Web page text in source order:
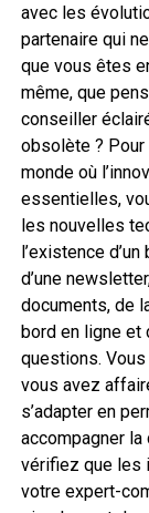
avec les
partenaire qui
que vous êtes
même, que
conseiller
obsolète ? Pour
monde où
essentielles,
les nouvelles
l’existence
d’une
documents, de
bord en ligne et
questions.
vous avez
s’adapter en
accompagner
vérifiez que les
votre expert-